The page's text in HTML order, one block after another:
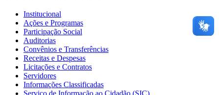
Institucional
Ações e Programas
Participação Social
Auditorias
Convênios e Transferências
Receitas e Despesas
Licitações e Contratos
Servidores
Informações Classificadas
Serviço de Informação ao Cidadão (SIC)